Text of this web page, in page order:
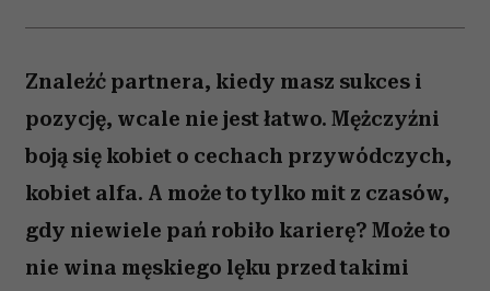
Znaleźć partnera, kiedy masz sukces i
pozycję, wcale nie jest łatwo. Mężczyźni
boją się kobiet o cechach przywódczych,
kobiet alfa. A może to tylko mit z czasów,
gdy niewiele pań robiło karierę? Może to
nie wina męskiego lęku przed takimi